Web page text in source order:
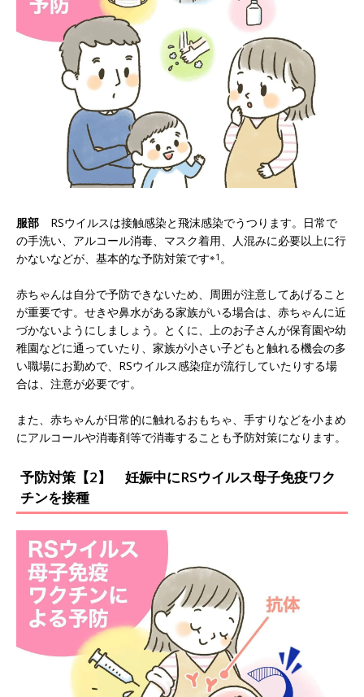
服部 RSウイルスは接触感染と飛沫感染でうつります。日常で
の手洗い、アルコール消毒、マスク着用、人混みに必要以上に行
かないなどが、基本的な予防対策です※1 。
赤ちゃんは自分で予防できないため、周囲が注意してあげること
が重要です。せきや鼻水がある家族がいる場合は、赤ちゃんに近
づかないようにしましょう。とくに、上のお子さんが保育園や幼
稚園などに通っていたり、家族が小さい子どもと触れる機会の多
い職場にお勤めで、RSウイルス感染症が流行していたりする場
合は、注意が必要です。
また、赤ちゃんが日常的に触れるおもちゃ、手すりなどを小まめ
にアルコールや消毒剤等で消毒することも予防対策になります。
予防対策【2】 妊娠中にRSウイルス母子免疫ワク
チンを接種